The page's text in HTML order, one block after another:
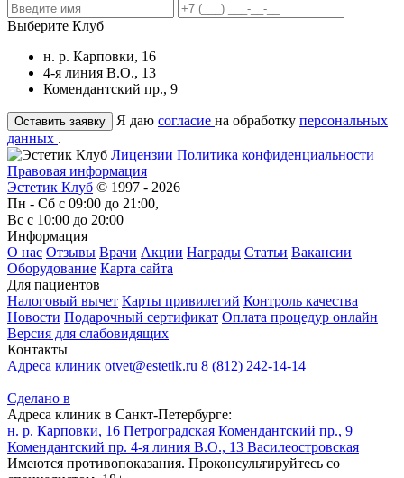
Выберите Клуб
н. р. Карповки, 16
4-я линия В.О., 13
Комендантский пр., 9
Я даю согласие на обработку персональных
данных .
Лицензии Политика конфиденциальности
Правовая информация
Эстетик Клуб © 1997 - 2026
Пн - Сб с 09:00 до 21:00,
Вс с 10:00 до 20:00
Информация
О нас Отзывы Врачи Акции Награды Статьи Вакансии
Оборудование Карта сайта
Для пациентов
Налоговый вычет Карты привилегий Контроль качества
Новости Подарочный сертификат Оплата процедур онлайн
Версия для слабовидящих
Контакты
Адреса клиник otvet@estetik.ru 8 (812) 242-14-14
Сделано в
Адреса клиник в Санкт-Петербурге:
н. р. Карповки, 16 Петроградская Комендантский пр., 9
Комендантский пр. 4-я линия В.О., 13 Василеостровская
Имеются противопоказания. Проконсультируйтесь со